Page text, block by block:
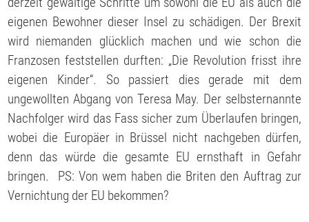
eigenen Bewohner dieser Insel zu schädigen. Der Brexit
wird niemanden glücklich machen und wie schon die
Franzosen feststellen durften: „Die Revolution frisst ihre
eigenen Kinder“. So passiert dies gerade mit dem
ungewollten Abgang von Teresa May. Der selbsternannte
Nachfolger wird das Fass sicher zum Überlaufen bringen,
wobei die Europäer in Brüssel nicht nachgeben dürfen,
denn das würde die gesamte EU ernsthaft in Gefahr
bringen. PS: Von wem haben die Briten den Auftrag zur
Vernichtung der EU bekommen?